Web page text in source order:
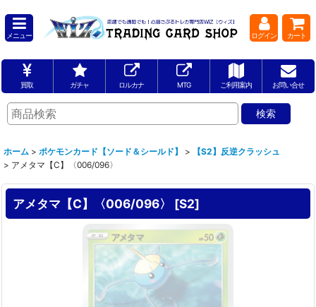
メニュー ログイン カート
買取 ガチャ ロルカナ MTG ご利用案内 お問い合せ
ホーム > ポケモンカード【ソード＆シールド】 >
【S2】反逆クラッシュ
> アメタマ【C】〈006/096〉
アメタマ【C】〈006/096〉 [S2]